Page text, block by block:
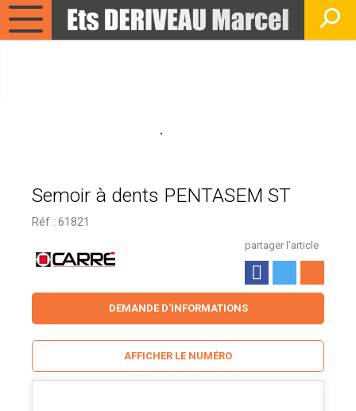
Semoir à dents PENTASEM ST
Réf : 61821
partager l'article
DEMANDE D'INFORMATIONS
AFFICHER LE NUMÉRO